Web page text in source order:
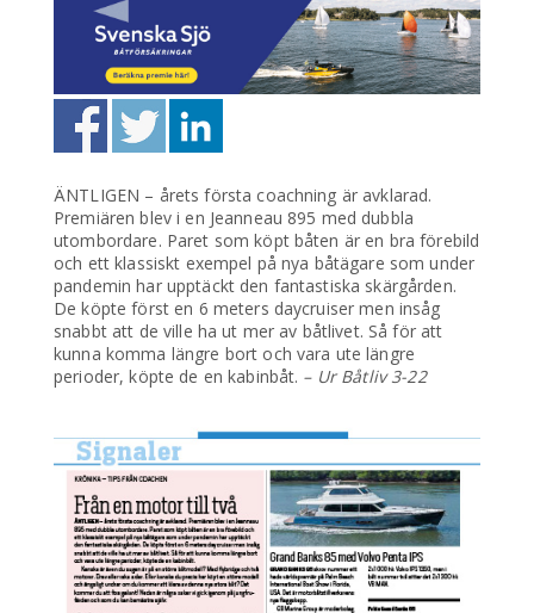
ÄNTLIGEN – årets första coachning är avklarad.
Premiären blev i en Jeanneau 895 med dubbla
utombordare. Paret som köpt båten är en bra förebild
och ett klassiskt exempel på nya båtägare som under
pandemin har upptäckt den fantastiska skärgården.
De köpte först en 6 meters daycruiser men insåg
snabbt att de ville ha ut mer av båtlivet. Så för att
kunna komma längre bort och vara ute längre
perioder, köpte de en kabinbåt. – Ur Båtliv 3-22